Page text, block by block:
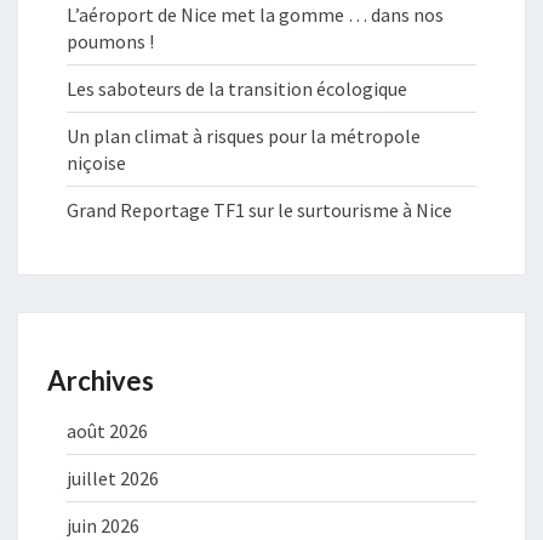
L’aéroport de Nice met la gomme … dans nos
poumons !
Les saboteurs de la transition écologique
Un plan climat à risques pour la métropole
niçoise
Grand Reportage TF1 sur le surtourisme à Nice
Archives
août 2026
juillet 2026
juin 2026